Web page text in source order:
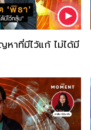
าที่มีไว้แก้ ไม่ได้มี